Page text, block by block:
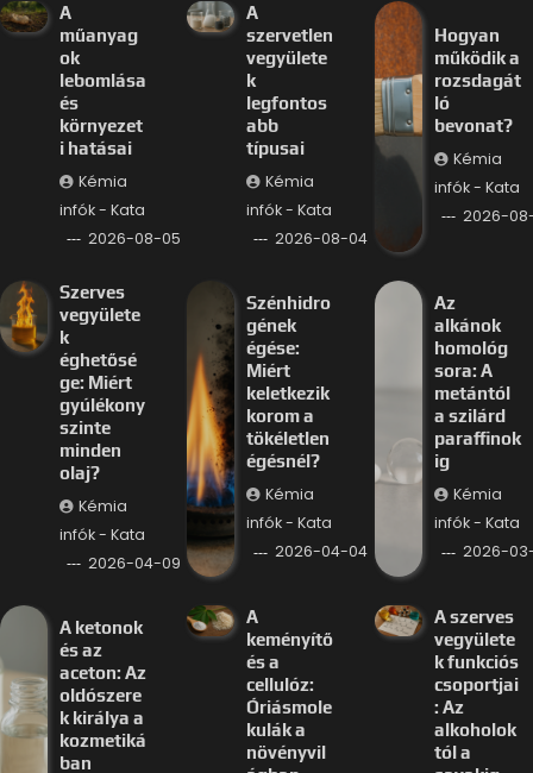
A
műanyag
ok
lebomlása
és
környezet
i hatásai
Kémia
infók - Kata
2026-08-05
A
szervetlen
vegyülete
k
legfontos
abb
típusai
Kémia
infók - Kata
2026-08-04
Hogyan
működik a
rozsdagát
ló
bevonat?
Kémia
infók - Kata
2026-
Szerves
vegyülete
k
éghetősé
ge: Miért
gyúlékony
szinte
minden
olaj?
Kémia
infók - Kata
2026-04-09
Szénhidro
gének
égése:
Miért
keletkezik
korom a
tökéletlen
égésnél?
Kémia
infók - Kata
2026-04-04
Az
alkánok
homológ
sora: A
metántól
a szilárd
paraffinok
ig
Kémia
infók - Kata
2026-
A ketonok
és az
aceton: Az
oldószere
k királya a
kozmetiká
ban
A
keményítő
és a
cellulóz:
Óriásmole
kulák a
növényvil
A szerves
vegyülete
k funkciós
csoportjai
: Az
alkoholok
tól a